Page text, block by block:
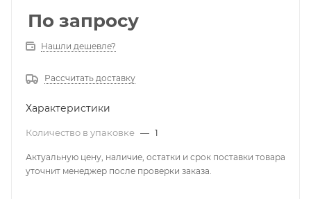
По запросу
Нашли дешевле?
Рассчитать доставку
Характеристики
Количество в упаковке — 1
Актуальную цену, наличие, остатки и срок поставки товара
уточнит менеджер после проверки заказа.